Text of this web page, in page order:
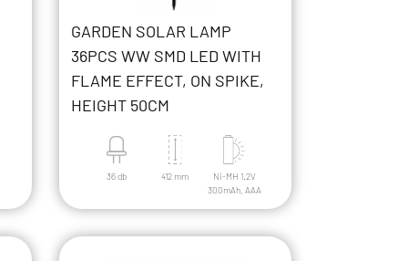
GARDEN SOLAR LAMP
36PCS WW SMD LED WITH
FLAME EFFECT, ON SPIKE,
HEIGHT 50CM
36 db 412 mm
Ni-MH 1.2V
300mAh, AAA